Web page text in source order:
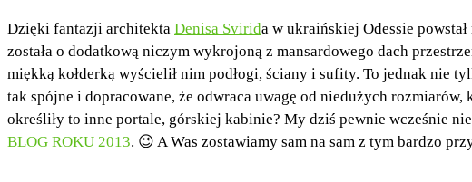
Dzięki fantazji architekta Denisa Svirida w ukraińskiej Odessie
została o dodatkową niczym wykrojoną z mansardowego dach
miękką kołderką wyścielił nim podłogi, ściany i sufity. To jednak nie
tak spójne i dopracowane, że odwraca uwagę od niedużych
określiły to inne portale, górskiej kabinie? My dziś pewnie wcześnie
BLOG ROKU 2013. 😉 A Was zostawiamy sam na sam z tym bardzo